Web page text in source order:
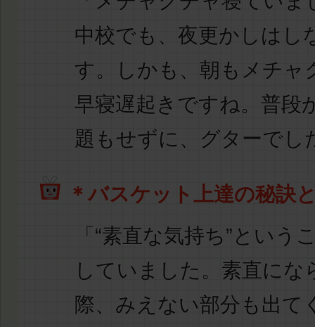
中校でも、 夜更かしはし
す。しかも、朝もメチャ
早寝遅起きですね。普段
題もせずに、グターでし
＊バスケット上達の秘訣
「 “素直な気持ち”という
していました。素直にな
際、みえない部分も出て